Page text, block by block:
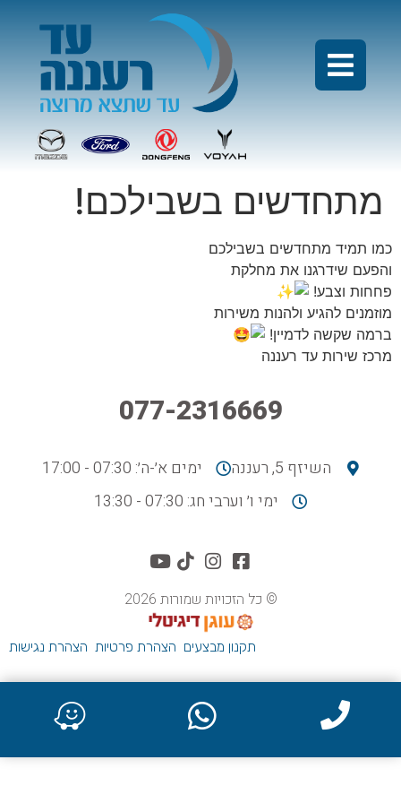
מתחדשים בשבילכם!
כמו תמיד מתחדשים בשבילכם
והפעם שידרגנו את מחלקת
פחחות וצבע!
מוזמנים להגיע ולהנות משירות
ברמה שקשה לדמיין!
מרכז שירות עד רעננה
077-2316669
השיזף 5, רעננה
ימים א׳-ה׳: 07:30 - 17:00
ימי ו׳ וערבי חג: 07:30 - 13:30
© כל הזכויות שמורות 2026
תקנון מבצעים הצהרת פרטיות הצהרת נגישות